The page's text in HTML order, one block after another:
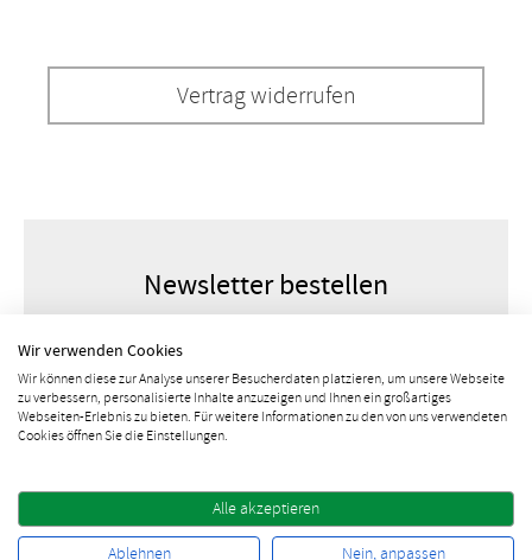
Vertrag widerrufen
Newsletter bestellen
10% Rabatt sichern
Wir verwenden Cookies
Wir können diese zur Analyse unserer Besucherdaten platzieren, um unsere Webseite
zu verbessern, personalisierte Inhalte anzuzeigen und Ihnen ein großartiges
Webseiten-Erlebnis zu bieten. Für weitere Informationen zu den von uns verwendeten
Cookies öffnen Sie die Einstellungen.
Alle akzeptieren
Ablehnen Nein, anpassen